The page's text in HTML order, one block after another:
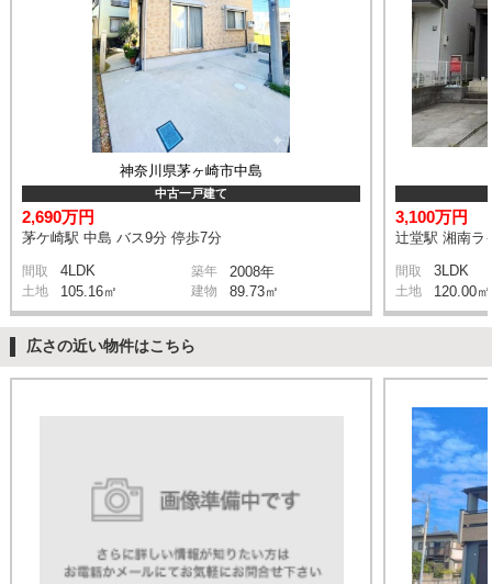
神奈川県茅ヶ崎市中島
中古一戸建て
2,690万円
茅ケ崎駅 中島 バス9分 停歩7分
間取 4LDK 築年 2008年
土地 105.16㎡ 建物 89.73㎡
3,100万円
辻堂駅 湘南ラ
間取 3LDK
土地 120.00㎡
広さの近い物件はこちら